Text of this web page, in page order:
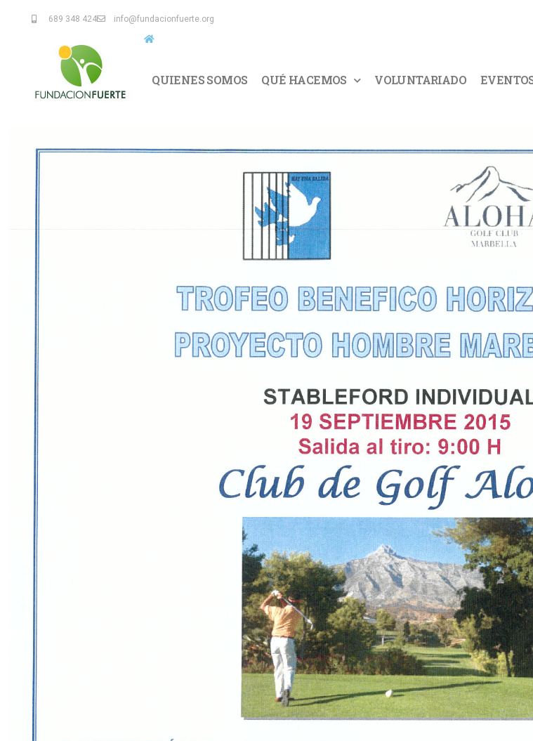
689 348 424 info@fundacionfuerte.org
QUIENES SOMOS QUÉ HACEMOS VOLUNTARIADO